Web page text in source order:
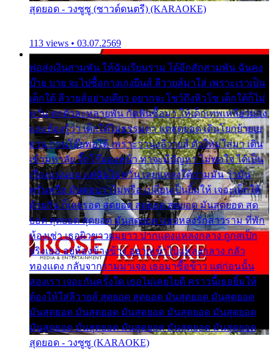
สุดยอด - วงซูซู (ซาวด์ดนตรี) (KARAOKE)
113 views • 03.07.2569
พ่อส่งเงินสามพัน ให้ฉันเรียนราม ได้อีกสักสามพัน ฉันคง
บ๊าย บาย จะไปซื้อกางเกงยีนส์ ลีวายส์มาใส่ เพราะเราเป็น
เด็กใต้ ลีวายส์อย่างเดียว อยากจะโชว์ถึงหิวโซ เด็กใต้ก็ไม่
หวั่น ตกตัวละหลายพัน กัดฟันซื้อมา ให้เด็กเทพเหลียวมอง
และต้องรู้ว่า เด็กใต้ไม่ธรรมดา แต่สุดยอด เดินโยกย้ายเย
ยวน กวนโอ๊ยพอได้ เพราะว่านุ่งลีวายส์ ตัวใหม่ใส่มา เดิน
เข้ามหาลัย จิ๊กโก๊มองหน้า ท่าจะมีปัญหา ไม่พอใจ ได้เป็น
เรื่องแน่นอน แต่ฉันไม่หวั่น เลยแหลงใต้ถามมัน ว่ามัน
พรั่นพรือ มันตอบว่าไม่พรื่อ เปลี่ยนเป็นยิ้มให้ เจอะเด็กใต้
ด้วยกัน ก็เลยรอด สุดยอด สุดยอด สุดยอด มันสุดยอด สุด
ยอด สุดยอด สุดยอด มันสุดยอด แอบหลงรักสาวราม ที่พัก
ห้องเช่า เธอผิวขาวผมยาว ปากแดงแหลงกลาง ถูกสเป็ก
จริงเธอ อยู่ห้องข้างข้าง อยากเข้าไปแหลงกลาง กลัว
ทองแดง กลับจากรามมาเจอ เธอมาซื้อข้าว แต่ก่อนนั้น
สองเรา เจอะกันครั้งใด เธอไม่เคยไยดี คราวนี้เธอยิ้มให้
ต้องให้ใส่ลีวายส์ สุดยอด สุดยอด มันสุดยอด มันสุดยอด
มันสุดยอด มันสุดยอด มันสุดยอด มันสุดยอด มันสุดยอด
มันสุดยอด มันสุดยอด มันสุดยอด มันสุดยอด มันสุดยอด
สุดยอด - วงซูซู (KARAOKE)